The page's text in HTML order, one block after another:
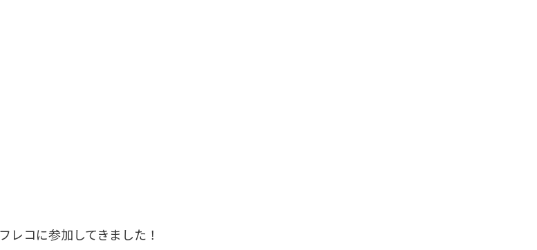
レコに参加してきました！